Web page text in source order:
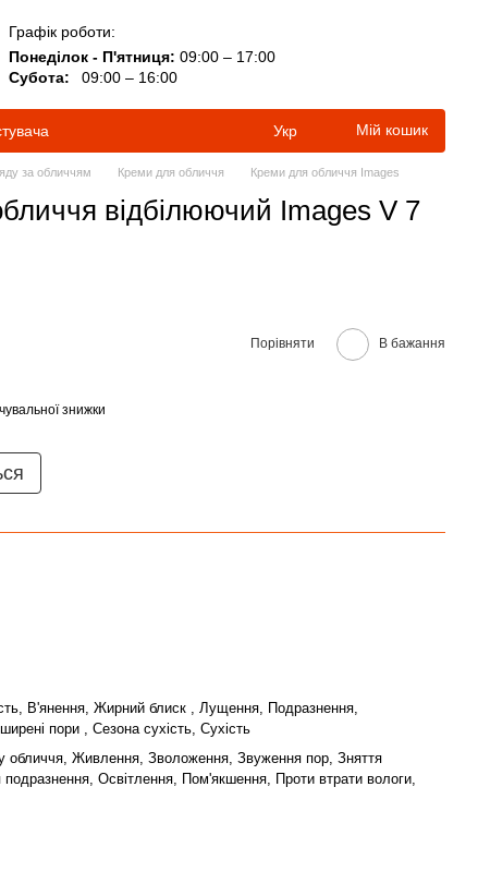
Графік роботи:
Понеділок - П'ятниця: 09:00 – 17:00
Субота:
09:00 – 16:00
Укр Мій кошик
за обличчям Креми для обличчя Креми для обличчя Images
відбілюючий Images V 7
Порівняти В бажання
знижки
В'янення, Жирний блиск , Лущення, Подразнення,
пори , Сезона сухість, Сухість
обличчя, Живлення, Зволоження, Звуження пор, Зняття
подразнення, Освітлення, Пом'якшення, Проти втрати вологи,